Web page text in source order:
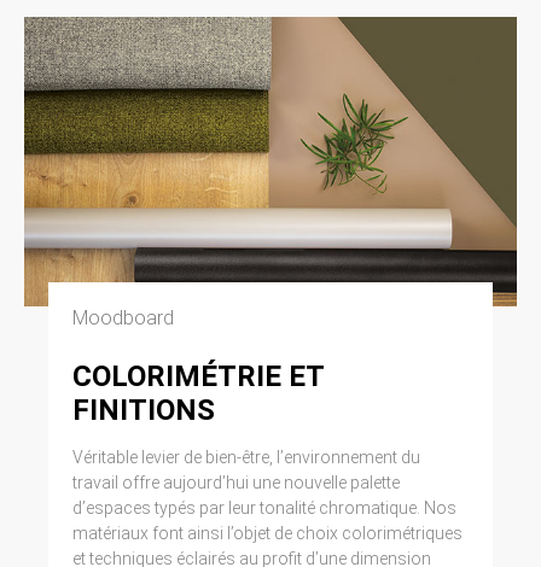
Moodboard
COLORIMÉTRIE ET
FINITIONS
Véritable levier de bien-être, l’environnement du
travail offre aujourd’hui une nouvelle palette
d’espaces typés par leur tonalité chromatique. Nos
matériaux font ainsi l’objet de choix colorimétriques
et techniques éclairés au profit d’une dimension